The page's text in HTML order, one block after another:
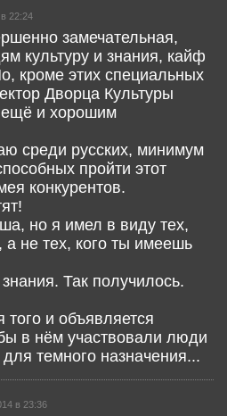
22:24
замечательная,
культуру и знания, кайф
кроме этих специальных
Дворца Культуры
и хорошим
среди русских, минимум
пройти этот
конкурентов.
но я имел в виду тех,
а не тех, кого ты имеешь
Так получилось.
того и объявляется
в нём участвовали люди
темного назначения...
в 23:36